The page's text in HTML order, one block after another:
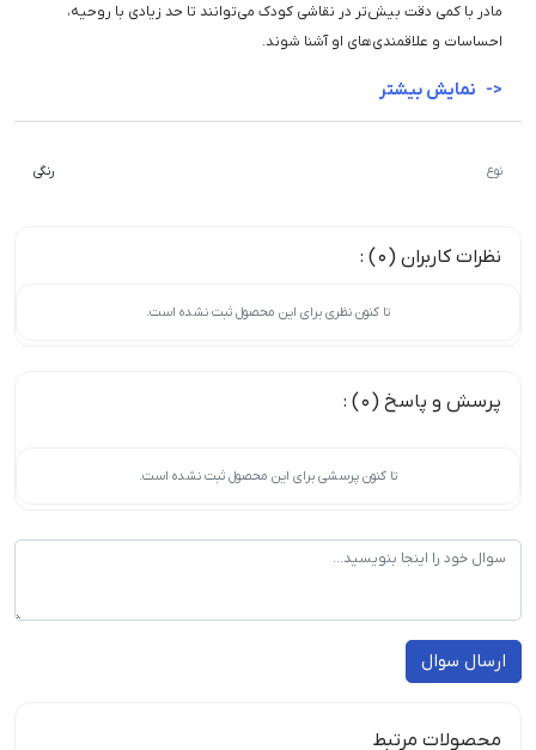
مادر با کمی دقت بیش‌تر در نقاشی کودک می‌توانند تا حد زیادی با روحیه،
احساسات و علاقمندی‌های او آشنا شوند.
نوع رنگی
نظرات کاربران (0) :
تا کنون نظری برای این محصول ثبت نشده است.
پرسش و پاسخ (0) :
تا کنون پرسشی برای این محصول ثبت نشده است.
ارسال سوال
محصولات مرتبط